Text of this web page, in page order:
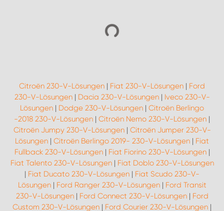
Citroën 230-V-Lösungen | Fiat 230-V-Lösungen | Ford
230-V-Lösungen| Dacia 230-V-Lösungen| Iveco 230-V-
Lösungen | Dodge 230-V-Lösungen | Citroën Berlingo
-2018 230-V-Lösungen | Citroën Nemo 230-V-Lösungen |
Citroën Jumpy 230-V-Lösungen| Citroën Jumper 230-V-
Lösungen | Citroën Berlingo 2019- 230-V-Lösungen | Fiat
Fullback 230-V-Lösungen| Fiat Fiorino 230-V-Lösungen|
Fiat Talento 230-V-Lösungen| Fiat Doblo 230-V-Lösungen
| Fiat Ducato 230-V-Lösungen | Fiat Scudo 230-V-
Lösungen| Ford Ranger 230-V-Lösungen| Ford Transit
230-V-Lösungen| Ford Connect 230-V-Lösungen| Ford
Custom 230-V-Lösungen | Ford Courier 230-V-Lösungen |